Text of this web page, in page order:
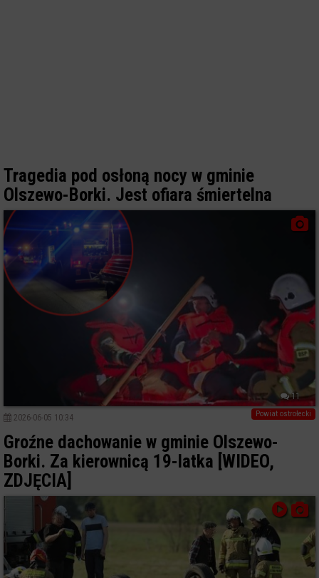
Tragedia pod osłoną nocy w gminie
Olszewo-Borki. Jest ofiara śmiertelna
11
Powiat ostrołecki
2026-06-05 10:34
Groźne dachowanie w gminie Olszewo-
Borki. Za kierownicą 19-latka [WIDEO,
ZDJĘCIA]